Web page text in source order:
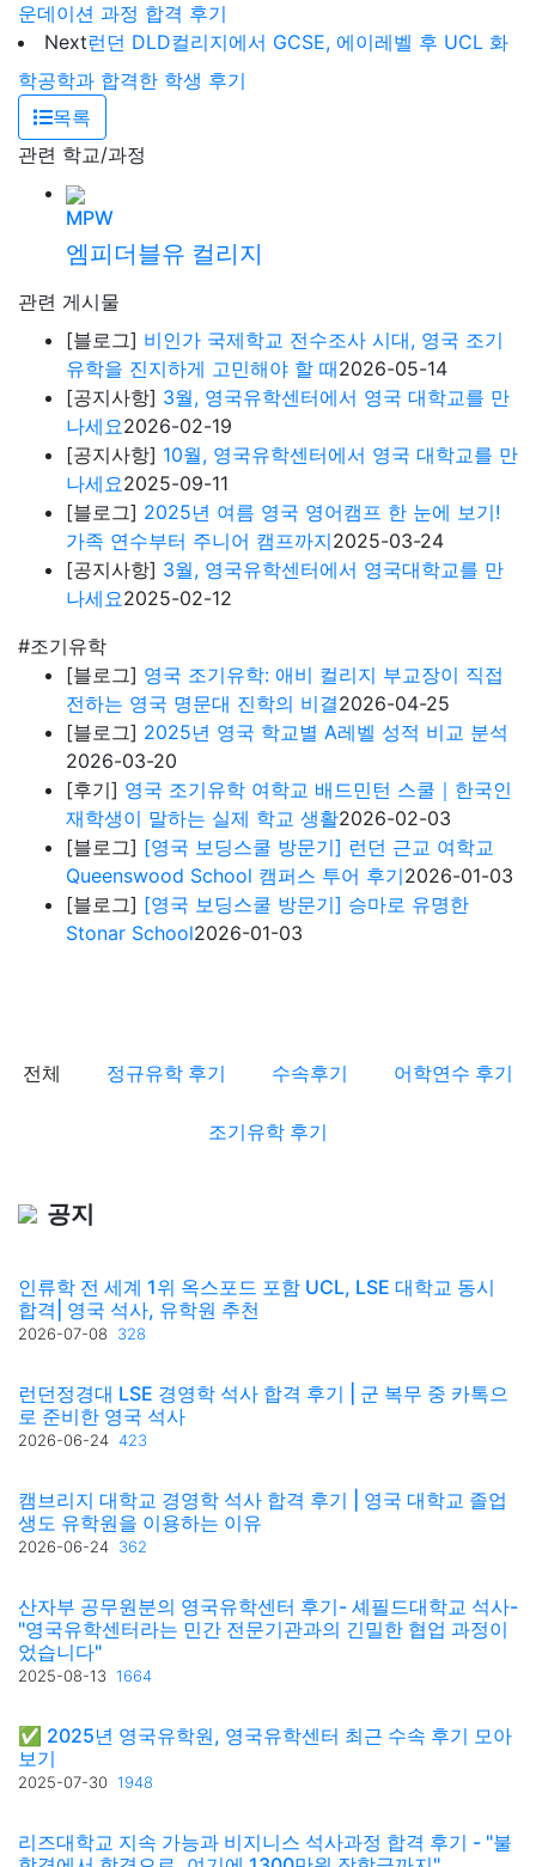
운데이션 과정 합격 후기
Next런던 DLD컬리지에서 GCSE, 에이레벨 후 UCL 화
학공학과 합격한 학생 후기
목록
관련 학교/과정
MPW
엠피더블유 컬리지
관련 게시물
[블로그] 비인가 국제학교 전수조사 시대, 영국 조기
유학을 진지하게 고민해야 할 때2026-05-14
[공지사항] 3월, 영국유학센터에서 영국 대학교를 만
나세요2026-02-19
[공지사항] 10월, 영국유학센터에서 영국 대학교를 만
나세요2025-09-11
[블로그] 2025년 여름 영국 영어캠프 한 눈에 보기!
가족 연수부터 주니어 캠프까지2025-03-24
[공지사항] 3월, 영국유학센터에서 영국대학교를 만
나세요2025-02-12
#조기유학
[블로그] 영국 조기유학: 애비 컬리지 부교장이 직접
전하는 영국 명문대 진학의 비결2026-04-25
[블로그] 2025년 영국 학교별 A레벨 성적 비교 분석
2026-03-20
[후기] 영국 조기유학 여학교 배드민턴 스쿨｜한국인
재학생이 말하는 실제 학교 생활2026-02-03
[블로그] [영국 보딩스쿨 방문기] 런던 근교 여학교
Queenswood School 캠퍼스 투어 후기2026-01-03
[블로그] [영국 보딩스쿨 방문기] 승마로 유명한
Stonar School2026-01-03
전체 정규유학 후기 수속후기 어학연수 후기
조기유학 후기
공지
인류학 전 세계 1위 옥스포드 포함 UCL, LSE 대학교 동시
합격| 영국 석사, 유학원 추천
2026-07-08 328
런던정경대 LSE 경영학 석사 합격 후기 | 군 복무 중 카톡으
로 준비한 영국 석사
2026-06-24 423
캠브리지 대학교 경영학 석사 합격 후기 | 영국 대학교 졸업
생도 유학원을 이용하는 이유
2026-06-24 362
산자부 공무원분의 영국유학센터 후기- 셰필드대학교 석사-
"영국유학센터라는 민간 전문기관과의 긴밀한 협업 과정이
었습니다"
2025-08-13 1664
✅ 2025년 영국유학원, 영국유학센터 최근 수속 후기 모아
보기
2025-07-30 1948
리즈대학교 지속 가능과 비지니스 석사과정 합격 후기 - "불